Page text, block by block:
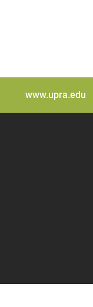
www.upra.edu